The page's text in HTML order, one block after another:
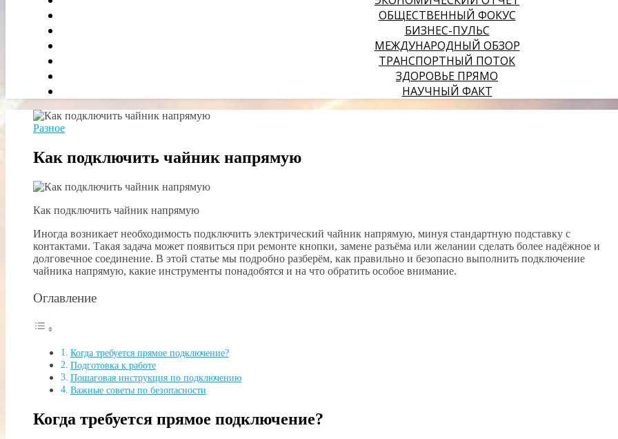
ОБЩЕСТВЕННЫЙ ФОКУС
БИЗНЕС-ПУЛЬС
МЕЖДУНАРОДНЫЙ ОБЗОР
ТРАНСПОРТНЫЙ ПОТОК
ЗДОРОВЬЕ ПРЯМО
НАУЧНЫЙ ФАКТ
Разное
Как подключить чайник напрямую
Как подключить чайник напрямую
Иногда возникает необходимость подключить электрический чайник напрямую, минуя стандартную подставку с
контактами. Такая задача может появиться при ремонте кнопки, замене разъёма или желании сделать более надёжное и
долговечное соединение. В этой статье мы подробно разберём, как правильно и безопасно выполнить подключение
чайника напрямую, какие инструменты понадобятся и на что обратить особое внимание.
Оглавление
Когда требуется прямое подключение?
Подготовка к работе
Пошаговая инструкция по подключению
Важные советы по безопасности
Когда требуется прямое подключение?